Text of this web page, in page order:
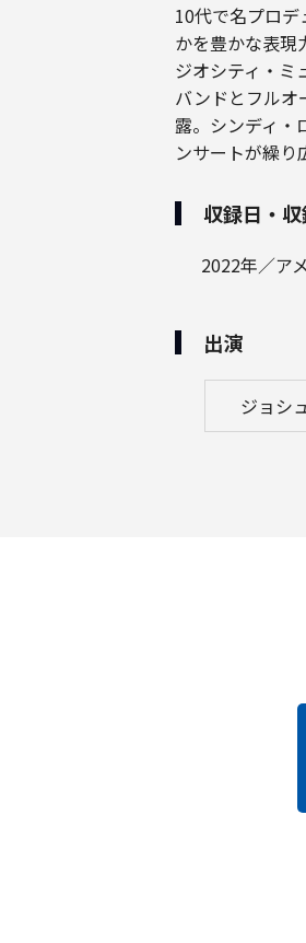
10代で名プロ
かを豊かな表現
ジオシティ・ミ
バンドとフルオ
露。シンディ・
ンサートが繰り
収録日・
2022年／ア
出演
ジョシ